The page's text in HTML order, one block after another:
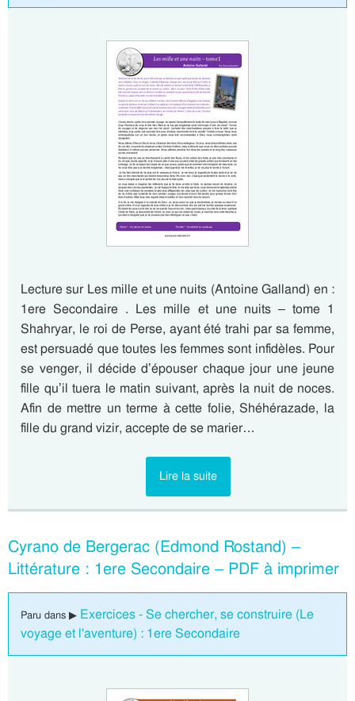
Lecture sur Les mille et une nuits (Antoine Galland) en :
1ere Secondaire . Les mille et une nuits – tome 1
Shahryar, le roi de Perse, ayant été trahi par sa femme,
est persuadé que toutes les femmes sont infidèles. Pour
se venger, il décide d’épouser chaque jour une jeune
fille qu’il tuera le matin suivant, après la nuit de noces.
Afin de mettre un terme à cette folie, Shéhérazade, la
fille du grand vizir, accepte de se marier…
Lire la suite
Cyrano de Bergerac (Edmond Rostand) –
Littérature : 1ere Secondaire – PDF à imprimer
Paru dans ▶ Exercices - Se chercher, se construire (Le
voyage et l'aventure) : 1ere Secondaire